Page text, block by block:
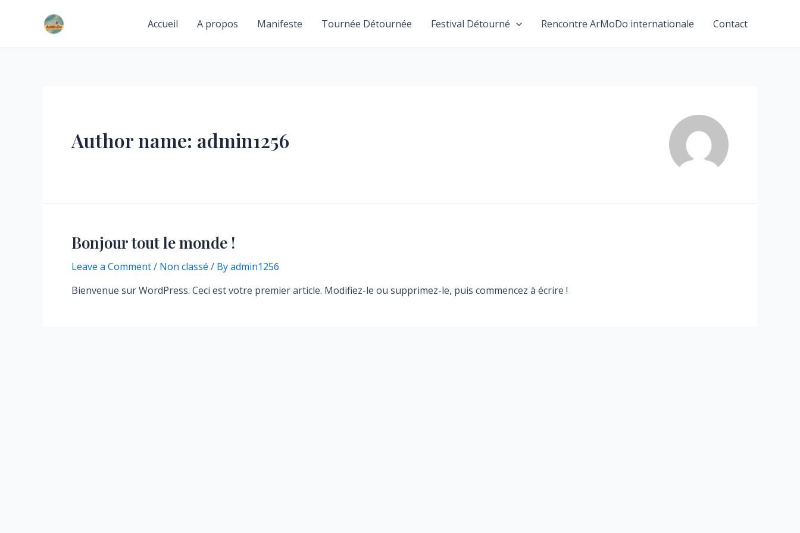
Accueil A propos Manifeste Tournée Détournée Festival Détourné Rencontre ArMoDo internationale Contact
Author name: admin1256
Bonjour tout le monde !
Leave a Comment/ Non classé / Byadmin1256
Bienvenue sur WordPress. Ceci est votre premier article. Modifiez-le ou supprimez-le, puis commencez à écrire !